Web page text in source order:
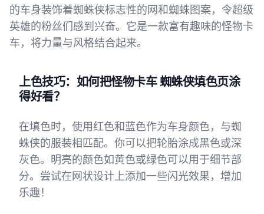
的车身装饰着蜘蛛侠标志性的网和蜘蛛图案，令超级
英雄的粉丝们感到兴奋。它是一款富有趣味的怪物卡
车，将力量与风格结合起来。
上色技巧：如何把怪物卡车 蜘蛛侠填色页涂
得好看？
在填色时，使用红色和蓝色作为车身颜色，与蜘
蛛侠的服装相匹配。你可以把轮胎涂成黑色或深
灰色。明亮的颜色如黄色或绿色可以用于细节部
分。尝试在网状设计上添加一些闪光效果，增加
乐趣！